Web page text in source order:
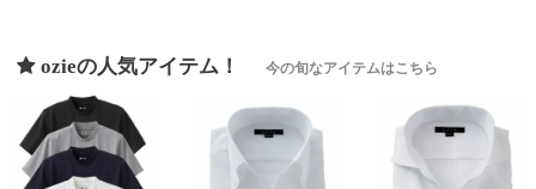
ozieの人気アイテム！ 今の旬なアイテムはこちら